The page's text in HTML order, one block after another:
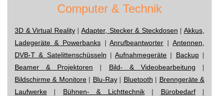
Computer & Technik
3D & Virtual Reality|Adapter, Stecker & Steckdosen |Akkus,
Ladegeräte & Powerbanks|Anrufbeantworter |Antennen,
DVB-T & Satelittenschüsseln |Aufnahmegeräte | Backup|
Beamer & Projektoren | Bild- & Videobearbeitung |
Bildschirme & Monitore| Blu-Ray| Bluetooth | Brenngeräte &
Laufwerke | Bühnen- & Lichttechnik| Bürobedarf|